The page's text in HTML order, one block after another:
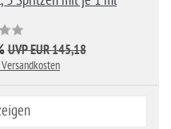
UVP EUR 145,18
Versandkosten